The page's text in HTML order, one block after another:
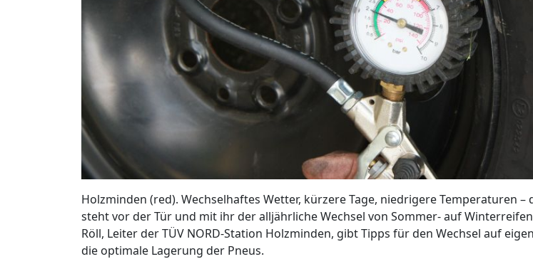
Holzminden (red). Wechselhaftes Wetter, kürzere Tage, niedrigere Temperaturen –
steht vor der Tür und mit ihr der alljährliche Wechsel von Sommer- auf
Röll, Leiter der TÜV NORD-Station Holzminden, gibt Tipps für den Wechsel auf
die optimale Lagerung der Pneus.